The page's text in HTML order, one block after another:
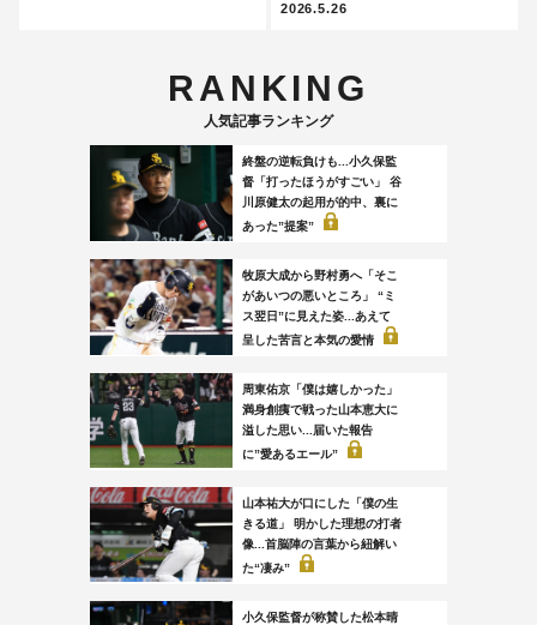
2026.5.26
RANKING
人気記事ランキング
終盤の逆転負けも...小久保監
督「打ったほうがすごい」 谷
川原健太の起用が的中、裏に
あった”提案”
牧原大成から野村勇へ「そこ
があいつの悪いところ」 “ミ
ス翌日”に見えた姿...あえて
呈した苦言と本気の愛情
周東佑京「僕は嬉しかった」
満身創痍で戦った山本恵大に
溢した思い...届いた報告
に”愛あるエール”
山本祐大が口にした「僕の生
きる道」 明かした理想の打者
像...首脳陣の言葉から紐解い
た“凄み”
小久保監督が称賛した松本晴